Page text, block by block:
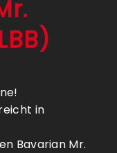
in
Bavarian Mr.